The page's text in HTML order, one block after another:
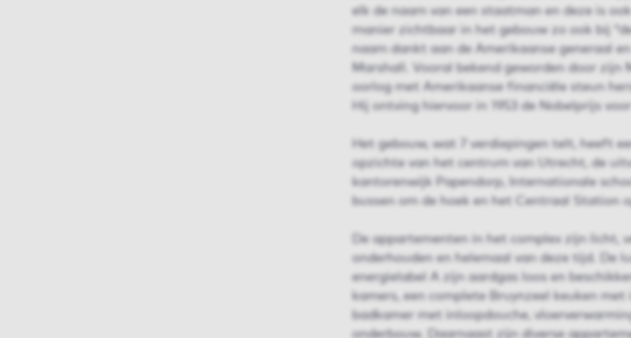
elk de naam van een staatman en deze is
manier zichtbaar in het gebouw zo ook bij
naam dankt aan de Amerikaanse generaal
Marshall. Vooral bekend geworden door zijn
oorlog met Amerikaanse financiële steun
Hij ontving hiervoor in 1953 de Nobelprijs voor
Het gebouw, wat 7 verdiepingen telt, heeft
opzichte van het centrum van Utrecht, de
kantorenwijk Papendorp, Internationale
bussen om de hoek en het Centraal Station
De appartementen in het complex zijn licht,
onderhouden en helemaal van deze tijd. De
energielabel A zijn aardgas loos en
kamers, een complete Bruynzeel keuken
badkamer met inloopdouche,
onderbouw. Daarnaast zijn diverse